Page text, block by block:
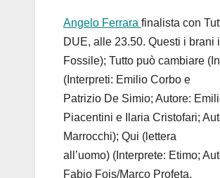
Angelo Ferrara finalista con
DUE, alle 23.50. Questi i brani
Fossile); Tutto può cambiare
(Interpreti: Emilio Corbo e
Patrizio De Simio; Autore:
Piacentini e Ilaria Cristofari;
Marrocchi); Qui (lettera
all’uomo) (Interprete: Etimo;
Fabio Fois/Marco Profeta.